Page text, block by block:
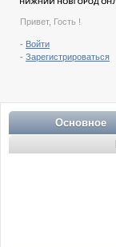
Привет, Гость !
- Войти
- Зарегистрироваться
Основное